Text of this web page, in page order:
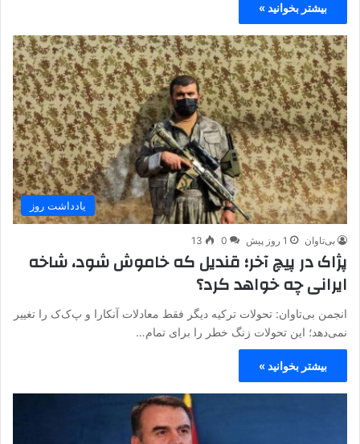
بیشتر بخوانید »
یادداشت روز
بی‌تاوان 1 روز پیش 0
13
پژاک در پیچ آخر؛ قندیل که خاموش شود، شاخه
ایرانی چه خواهد کرد؟
انجمن بی‌تاوان: تحولات ترکیه دیگر فقط معادلات آنکارا و پ‌ک‌ک را تغییر
نمی‌دهد؛ این تحولات زنگ خطر را برای تمام…
بیشتر بخوانید »